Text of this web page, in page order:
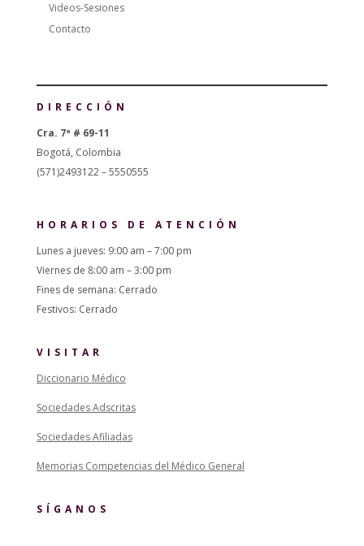
Videos-Sesiones
Contacto
DIRECCIÓN
Cra. 7ª # 69-11
Bogotá, Colombia
(571)2493122 – 5550555
HORARIOS DE ATENCIÓN
Lunes a jueves: 9:00 am – 7:00 pm
Viernes de 8:00 am – 3:00 pm
Fines de semana: Cerrado
Festivos: Cerrado
VISITAR
Diccionario Médico
Sociedades Adscritas
Sociedades Afiliadas
Memorias Competencias del Médico General
SÍGANOS